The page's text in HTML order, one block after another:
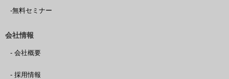
-無料セミナー
会社情報
- 会社概要
- 採用情報